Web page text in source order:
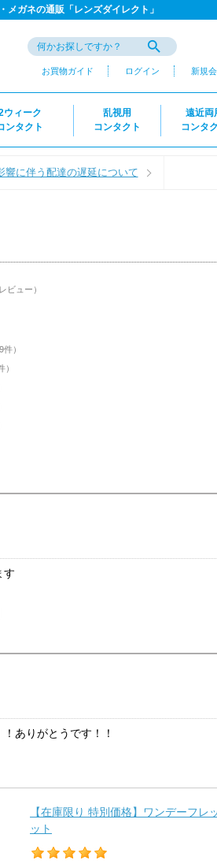
メガネの通販「レンズダイレクト」
お買物ガイド ログイン 新規
ウィーク
ンタクト
乱視用
コンタクト
遠近両
コンタ
響に伴う配達の遅延について
ビュー）
）
す
ありがとうです！！
【在庫限り 特別価格】ワンデーフ
ット